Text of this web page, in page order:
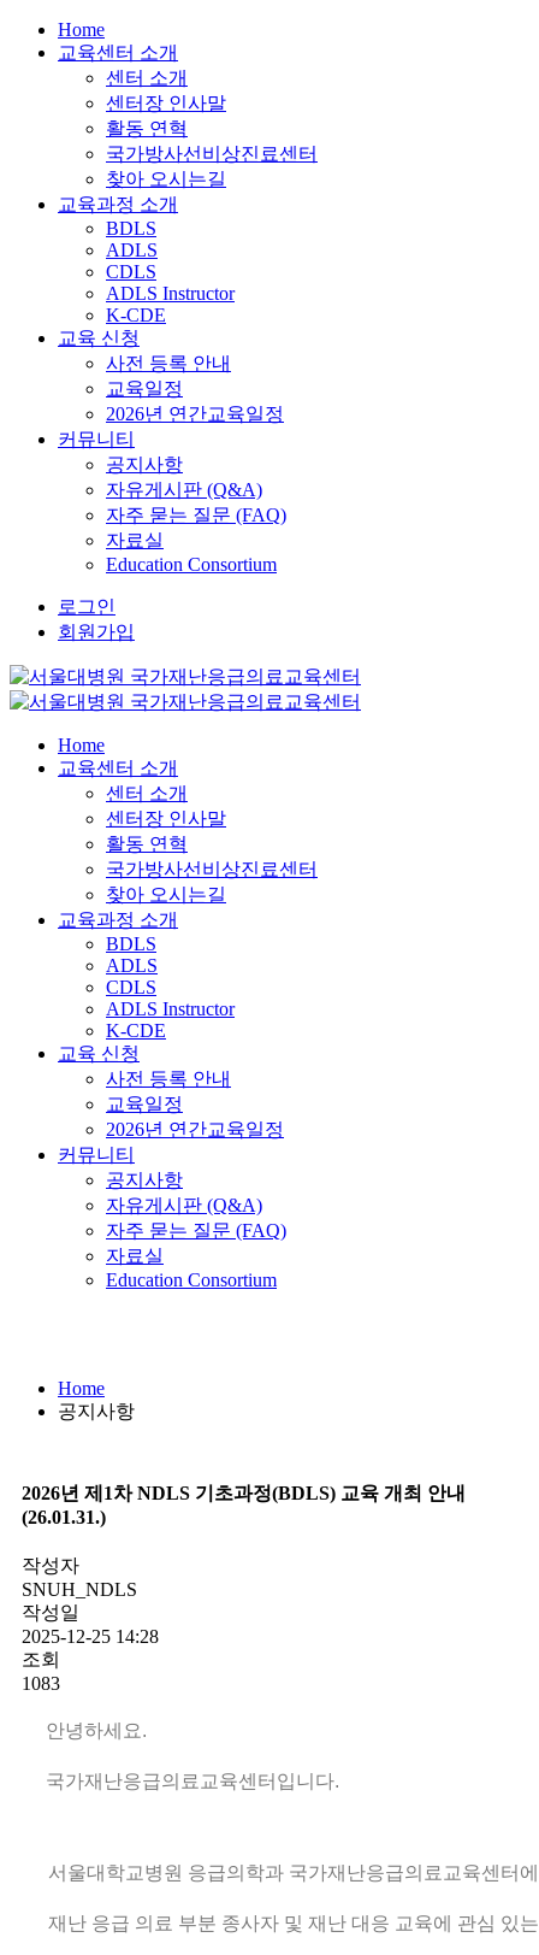
Home
교육센터 소개
센터 소개
센터장 인사말
활동 연혁
국가방사선비상진료센터
찾아 오시는길
교육과정 소개
BDLS
ADLS
CDLS
ADLS Instructor
K-CDE
교육 신청
사전 등록 안내
교육일정
2026년 연간교육일정
커뮤니티
공지사항
자유게시판 (Q&A)
자주 묻는 질문 (FAQ)
자료실
Education Consortium
로그인
회원가입
Home
교육센터 소개
센터 소개
센터장 인사말
활동 연혁
국가방사선비상진료센터
찾아 오시는길
교육과정 소개
BDLS
ADLS
CDLS
ADLS Instructor
K-CDE
교육 신청
사전 등록 안내
교육일정
2026년 연간교육일정
커뮤니티
공지사항
자유게시판 (Q&A)
자주 묻는 질문 (FAQ)
자료실
Education Consortium
Home
공지사항
2026년 제1차 NDLS 기초과정(BDLS) 교육 개최 안내
(26.01.31.)
작성자
SNUH_NDLS
작성일
2025-12-25 14:28
조회
1083
안녕하세요.
국가재난응급의료교육센터입니다.
서울대학교병원 응급의학과 국가재난응급의료교육센터
재난 응급 의료 부분 종사자 및 재난 대응 교육에 관심 있